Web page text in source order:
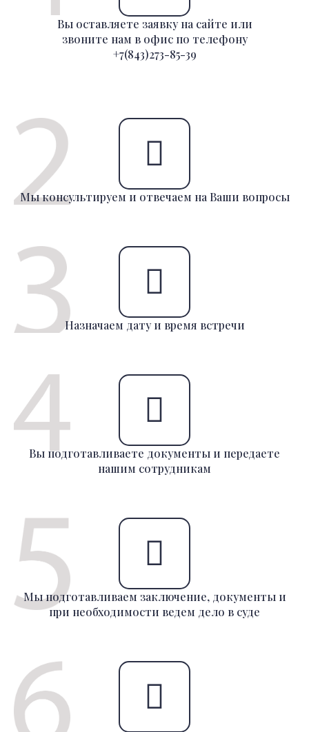
Вы оставляете заявку на сайте или
звоните нам в офис по телефону
+7(843)273-85-39
Мы консультируем и отвечаем на Ваши вопросы
Назначаем дату и время встречи
Вы подготавливаете документы и передаете
нашим сотрудникам
Мы подготавливаем заключение, документы и
при необходимости ведем дело в суде